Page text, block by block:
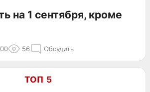
на 1 сентября, кроме
56 Обсудить
ТОП 5